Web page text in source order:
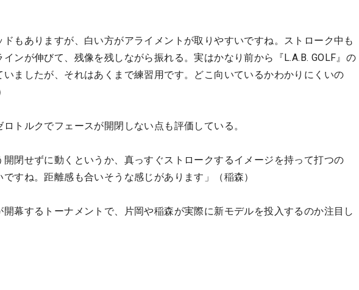
ドもありますが、白い方がアライメントが取りやすいですね。ストローク中も
インが伸びて、残像を残しながら振れる。実はかなり前から『L.A.B. GOLF』の
いましたが、それはあくまで練習用です。どこ向いているかわかりにくいの
トルクでフェースが開閉しない点も評価している。
開閉せずに動くというか、真っすぐストロークするイメージを持って打つの
すね。距離感も合いそうな感じがあります」（稲森）
開幕するトーナメントで、片岡や稲森が実際に新モデルを投入するのか注目し